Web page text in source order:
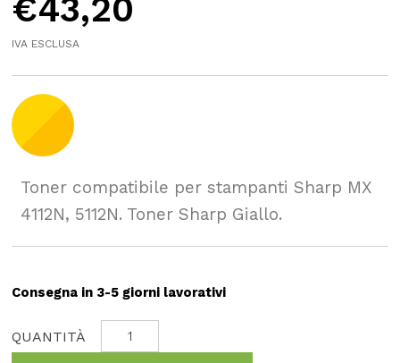
€43,20
IVA ESCLUSA
Toner compatibile per stampanti Sharp MX
4112N, 5112N. Toner Sharp Giallo.
Consegna in 3-5 giorni lavorativi